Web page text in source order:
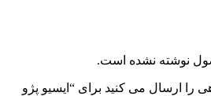
نوشته نشده است.
را ارسال می کنید برای “ایسیو پژو